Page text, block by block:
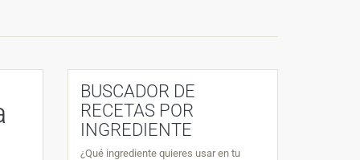
BUSCADOR DE
RECETAS POR
INGREDIENTE
¿Qué ingrediente quieres usar en tu